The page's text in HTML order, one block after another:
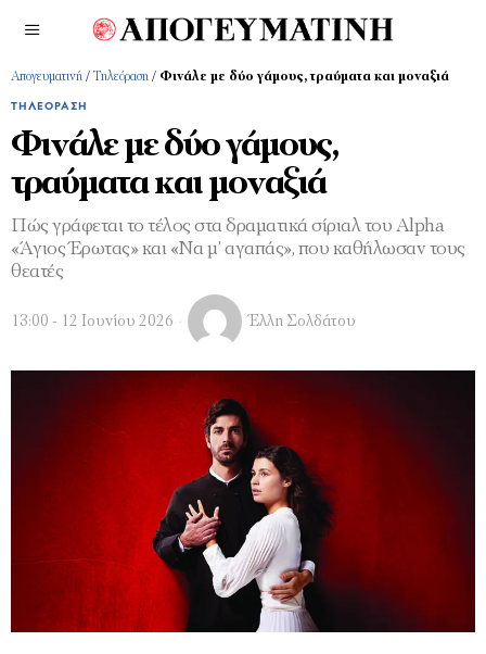
Απογευματινή /Τηλεόραση / Φινάλε με δύο γάμους, τραύματα και μοναξιά
ΤΗΛΕΌΡΑΣΗ
Φινάλε με δύο γάμους,
τραύματα και μοναξιά
Πώς γράφεται το τέλος στα δραματικά σίριαλ του Alpha
«Άγιος Έρωτας» και «Να μ’ αγαπάς», που καθήλωσαν τους
θεατές
13:00 - 12 Ιουνίου 2026 Έλλη Σολδάτου